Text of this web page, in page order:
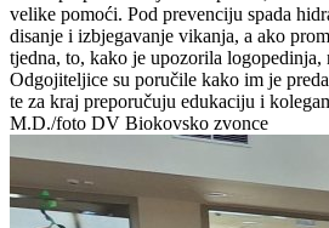
velike pomoći. Pod prevenciju spada
disanje i izbjegavanje vikanja, a ako
tjedna, to, kako je upozorila logopedinja,
Odgojiteljice su poručile kako im je
te za kraj preporučuju edukaciju i
M.D./foto DV Biokovsko zvonce